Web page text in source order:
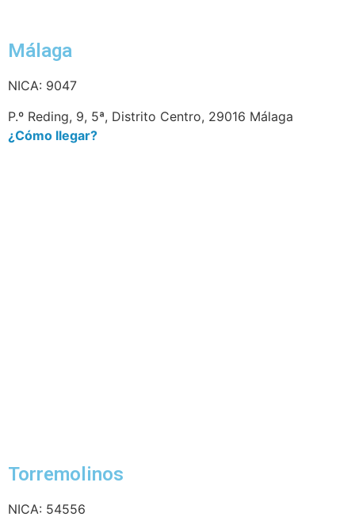
Málaga
NICA: 9047
P.º Reding, 9, 5ª, Distrito Centro, 29016 Málaga
¿Cómo llegar?
Torremolinos
NICA: 54556